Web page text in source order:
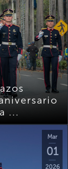
...
Mar
01
2026